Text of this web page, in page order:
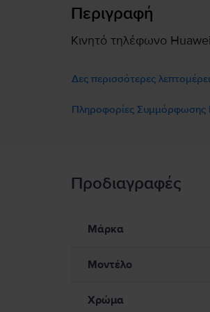
Περιγραφή
Κινητό τηλέφωνο
Δες περισσότερες
Πληροφορίες Συμμόρφωσης
Πληροφορίες Ασφάλειας
Προς το παρόν, δεν υπάρχουν
Προδιαγραφές
Μάρκα
Μοντέλο
Χρώμα